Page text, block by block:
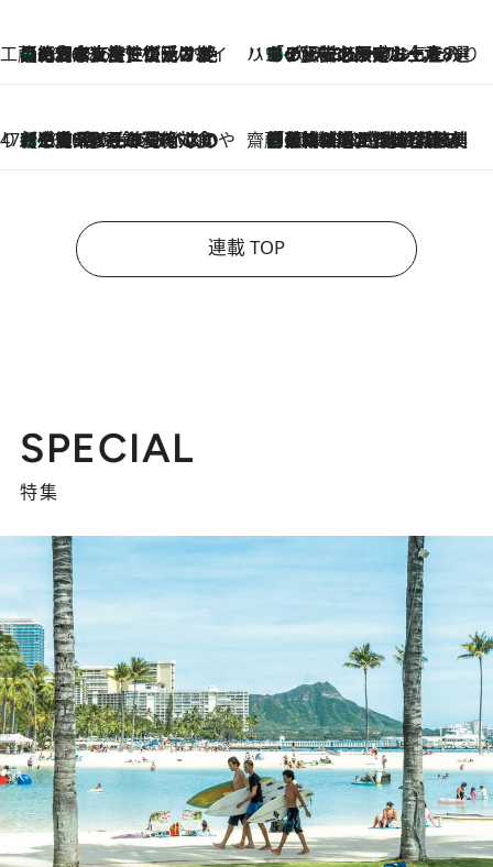
工藤まやのおもてなしハワイ
2026.8.6
【ハワイ土産】ローカルの絶大な支持で復活！ 絶品の幻クッキー《元ファンの日本人女性が受け継いだ名店》 ハワイ賢者 リサのお気に入りリスト2026.8.6
あの伝説の限定トートも！ リニューアルした「ディーン＆デルーカ ハワイ」で必須のお土産8選
47都道府県の手みやげ ひんやりスイーツで夏を満喫
2026.8.6
【三重県】この夏絶対食べたい 冷やしておいしいおやつ3選 お餅×アイスの新感覚スイーツ 齋藤 薫 美容脳ルネサンス
2026.8.6
「荷物が増えるほど旅ストレスは増す」美容ジャーナリストがたどり着いた最終結論。“化粧品を劇的に減らす”感動の凝縮美容とは
連載 TOP
SPECIAL
特集